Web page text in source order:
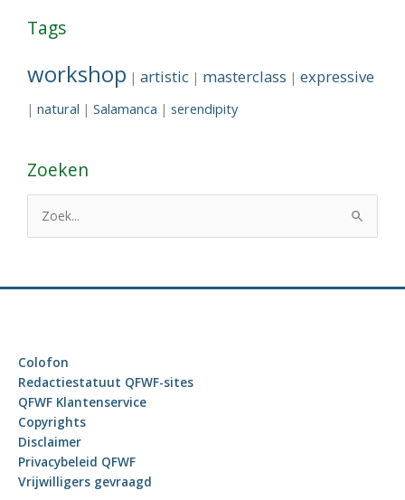
Tags
workshop | artistic | masterclass | expressive
| natural | Salamanca | serendipity
Zoeken
r
:
Colofon
Redactiestatuut QFWF-sites
QFWF Klantenservice
Copyrights
Disclaimer
Privacybeleid QFWF
Vrijwilligers gevraagd